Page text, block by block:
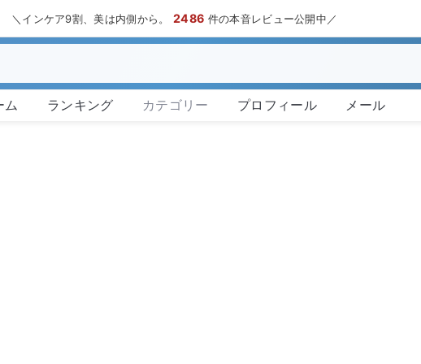
＼インケア9割、美は内側から。2486 件の本音レビュー公開中／
ム ランキング カテゴリー プロフィール メール